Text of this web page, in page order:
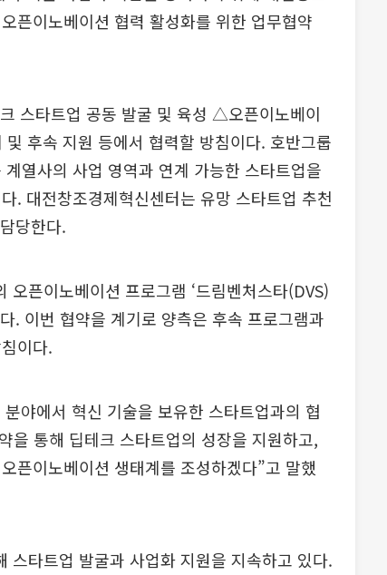
픈이노베이션 협력 활성화를 위한 업무협약
스타트업 공동 발굴 및 육성 △오픈이노베이
후속 지원 등에서 협력할 방침이다. 호반그룹
열사의 사업 영역과 연계 가능한 스타트업을
. 대전창조경제혁신센터는 유망 스타트업 추천
당한다.
픈이노베이션 프로그램 ‘드림벤처스타(DVS)
. 이번 협약을 계기로 양측은 후속 프로그램과
이다.
야에서 혁신 기술을 보유한 스타트업과의 협
을 통해 딥테크 스타트업의 성장을 지원하고,
픈이노베이션 생태계를 조성하겠다”고 말했
스타트업 발굴과 사업화 지원을 지속하고 있다.